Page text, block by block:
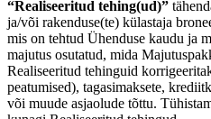
“Realiseeritud tehing(ud)”
ja/või rakenduse(te) külastaja
mis on tehtud Ühenduse kaudu ja
majutus osutatud, mida
Realiseeritud tehinguid
peatumised), tagasimaksete,
või muude asjaolude tõttu.